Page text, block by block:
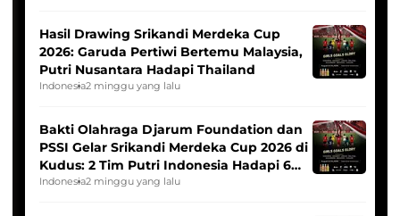
Hasil Drawing Srikandi Merdeka Cup
2026: Garuda Pertiwi Bertemu Malaysia,
Putri Nusantara Hadapi Thailand
Indonesia2 minggu yang lalu
Bakti Olahraga Djarum Foundation dan
PSSI Gelar Srikandi Merdeka Cup 2026 di
Kudus: 2 Tim Putri Indonesia Hadapi 6
Tim Asia
Indonesia2 minggu yang lalu